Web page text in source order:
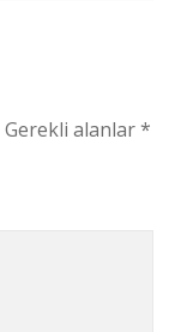
Gerekli alanlar*